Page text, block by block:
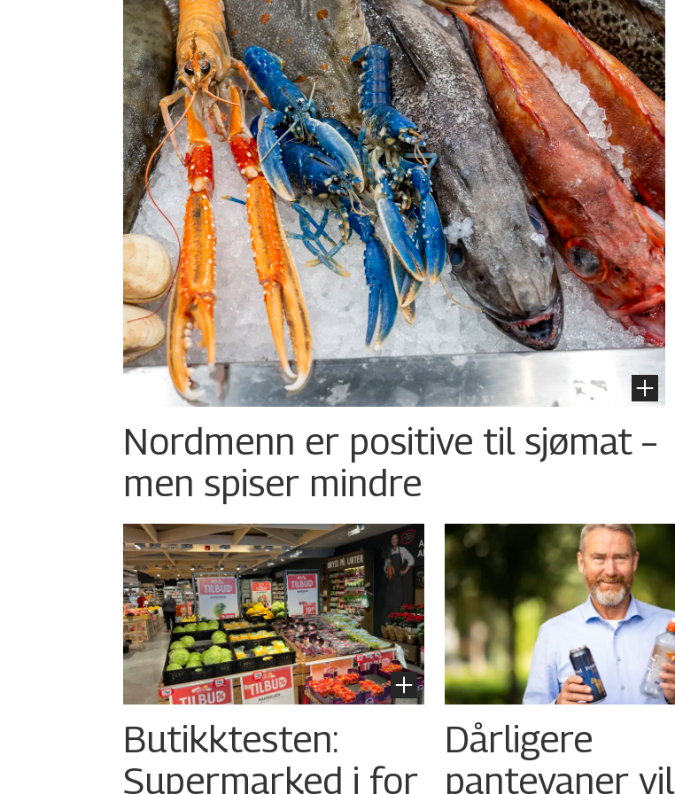
Nordmenn er positive til sjømat –
men spiser mindre
Butikktesten:
Supermarked i for
Dårligere
pantevaner vil